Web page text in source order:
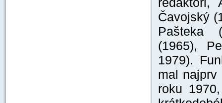
Čavojský
Pašteka
(1965),
1979).
mal
roku